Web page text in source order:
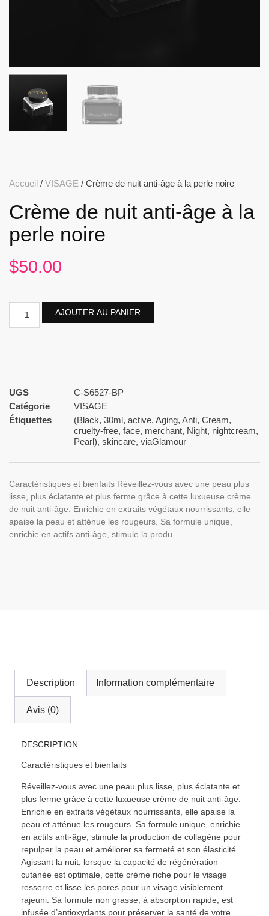
Accueil / VISAGE / Crème de nuit anti-âge à la perle noire
Crème de nuit anti-âge à la
perle noire
$50.00
AJOUTER AU PANIER
UGS
C-S6527-BP
Catégorie
VISAGE
Étiquettes
(Black, 30ml, active, Aging, Anti, Cream,
cruelty-free, face, merchant, Night, nightcream,
Pearl), skincare, viaGlamour
Caractéristiques et bienfaits Réveillez-vous avec une peau plus
lisse, plus éclatante et plus ferme grâce à cette luxueuse crème
de nuit anti-âge. Enrichie en extraits végétaux nourrissants, elle
apaise la peau et atténue les rougeurs. Sa formule unique,
enrichie en actifs anti-âge, stimule la produ
Description Information complémentaire
Avis (0)
DESCRIPTION
Caractéristiques et bienfaits
Réveillez-vous avec une peau plus lisse, plus éclatante et
plus ferme grâce à cette luxueuse crème de nuit anti-âge.
Enrichie en extraits végétaux nourrissants, elle apaise la
peau et atténue les rougeurs. Sa formule unique, enrichie
en actifs anti-âge, stimule la production de collagène pour
repulper la peau et améliorer sa fermeté et son élasticité.
Agissant la nuit, lorsque la capacité de régénération
cutanée est optimale, cette crème riche pour le visage
resserre et lisse les pores pour un visage visiblement
rajeuni. Sa formule non grasse, à absorption rapide, est
infusée d’antioxydants pour préserver la santé de votre